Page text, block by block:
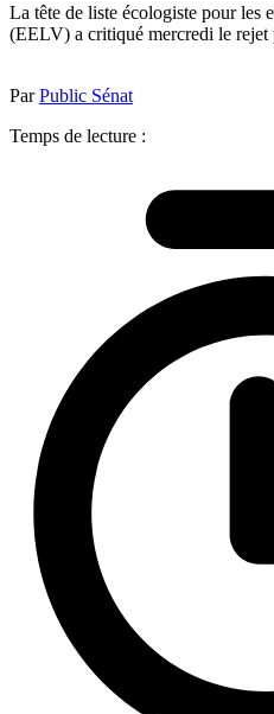
La tête de liste écologiste pour les
(EELV) a critiqué mercredi le rejet
ParPublic Sénat
Temps de lecture :